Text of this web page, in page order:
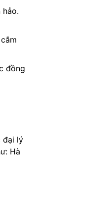
hảo.
đồng
đại lý
Hà